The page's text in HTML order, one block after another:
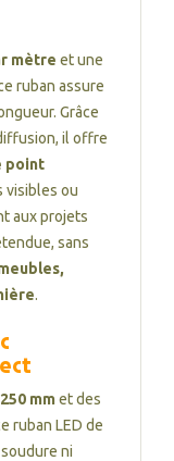
mètre et une
ruban assure
Grâce
il offre
point
visibles ou
aux projets
sans
.
mmet des
ruban LED de
ni